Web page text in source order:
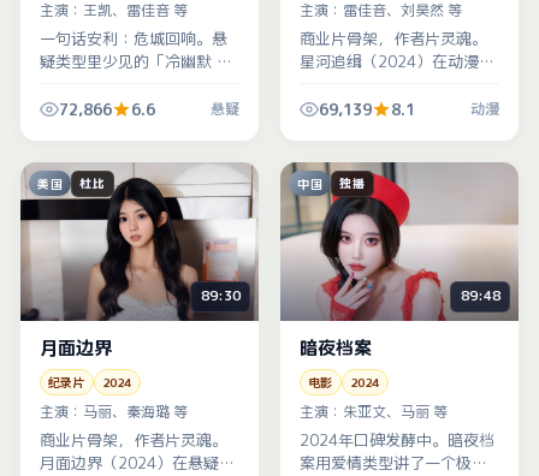
主演： 王凯、雷佳音 等
一句话安利：危城回响。悬
疑类型里少见的「冷幽默 +
市井气与仪式感拧在一起，
72,866 6.6 悬疑
主演： 雷佳音、刘昊然 等
商业片骨架，作者片灵魂。
星河追缉（2024）在动漫类
英国生活质感拉满，像发生
69,139 8.1 动漫
美国 杜比
89:30
月面边界
纪录片 2024
主演： 马丽、秦海璐 等
商业片骨架，作者片灵魂。
月面边界（2024）在悬疑类
中国 独播
89:48
暗夜档案
电影 2024
主演： 朱亚文、马丽 等
2024年口碑发酵中。暗夜档
案用爱情类型讲了一个极简